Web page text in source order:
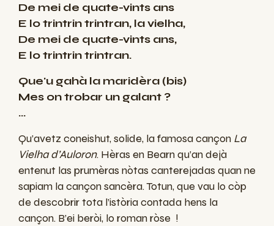
De mei de quate-vints ans
E lo trintrin trintran, la vielha,
De mei de quate-vints ans,
E lo trintrin trintran.
Que'u gahà la maridèra (bis)
Mes on trobar un galant ?
…
Qu’avetz coneishut, solide, la famosa cançon La
Vielha d’Auloron. Hèras en Bearn qu’an dejà
entenut las prumèras nòtas canterejadas quan ne
sapiam la cançon sancèra. Totun, que vau lo còp
de descobrir tota l’istòria contada hens la
cançon. B’ei beròi, lo roman ròse !